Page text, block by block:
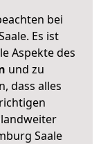
bei
Es ist
Aspekte des
und zu
dass alles
Saale